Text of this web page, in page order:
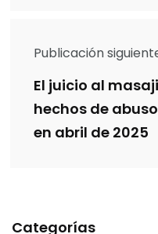
Publicación
El juicio al
hechos de
en abril de 2025
Categorías